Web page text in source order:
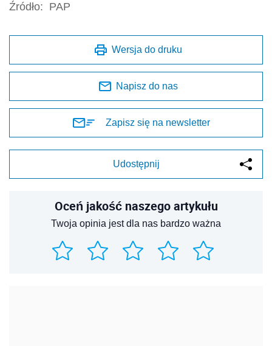
Źródło: PAP
Wersja do druku
Napisz do nas
Zapisz się na newsletter
Udostępnij
Oceń jakość naszego artykułu
Twoja opinia jest dla nas bardzo ważna